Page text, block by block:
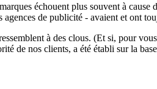
échouent plus souvent à
de publicité - avaient et ont
à des clous. (Et si, pour
de nos clients, a été établi sur la